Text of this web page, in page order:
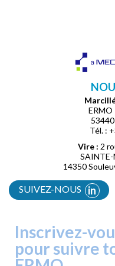
ERMO
Tél. :
Vire : 2
14350
SUIVEZ-NOUS in
Inscrivez-
pour suivre